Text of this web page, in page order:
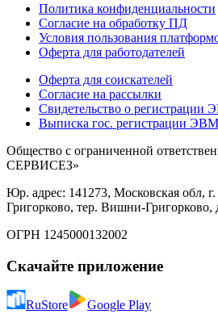
Политика конфиденциальности
Согласие на обработку ПД
Условия пользования
Оферта для работодателей
Оферта для соискателей
Согласие на рассылки
Свидетельство о регистрации
Выписка гос. регистрации ЭВМ
Общество с ограниченной
СЕРВИСЕЗ»
Юр. адрес: 141273, Московская обл,
Григорково, тер. Вишни-Григорково,
ОГРН 1245000132002
Скачайте приложение
RuStore Google Play